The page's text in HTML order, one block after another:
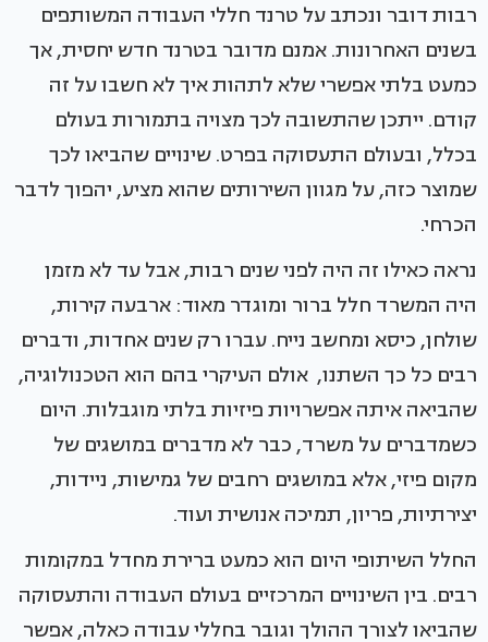
רבות דובר ונכתב על טרנד חללי העבודה המשותפים
בשנים האחרונות. אמנם מדובר בטרנד חדש יחסית, אך
כמעט בלתי אפשרי שלא לתהות איך לא חשבו על זה
קודם. ייתכן שהתשובה לכך מצויה בתמורות בעולם
בכלל, ובעולם התעסוקה בפרט. שינויים שהביאו לכך
שמוצר כזה, על מגוון השירותים שהוא מציע, יהפוך לדבר
הכרחי.
נראה כאילו זה היה לפני שנים רבות, אבל עד לא מזמן
היה המשרד חלל ברור ומוגדר מאוד: ארבעה קירות,
שולחן, כיסא ומחשב נייח. עברו רק שנים אחדות, ודברים
רבים כל כך השתנו, אולם העיקרי בהם הוא הטכנולוגיה,
שהביאה איתה אפשרויות פיזיות בלתי מוגבלות. היום
כשמדברים על משרד, כבר לא מדברים במושגים של
מקום פיזי, אלא במושגים רחבים של גמישות, ניידות,
יצירתיות, פריון, תמיכה אנושית ועוד.
החלל השיתופי היום הוא כמעט ברירת מחדל במקומות
רבים. בין השינויים המרכזיים בעולם העבודה והתעסוקה
שהביאו לצורך ההולך וגובר בחללי עבודה כאלה, אפשר